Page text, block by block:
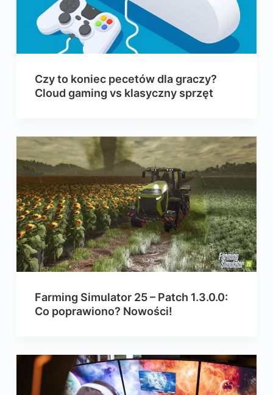
Czy to koniec pecetów dla graczy?
Cloud gaming vs klasyczny sprzęt
Farming Simulator 25 – Patch 1.3.0.0:
Co poprawiono? Nowości!